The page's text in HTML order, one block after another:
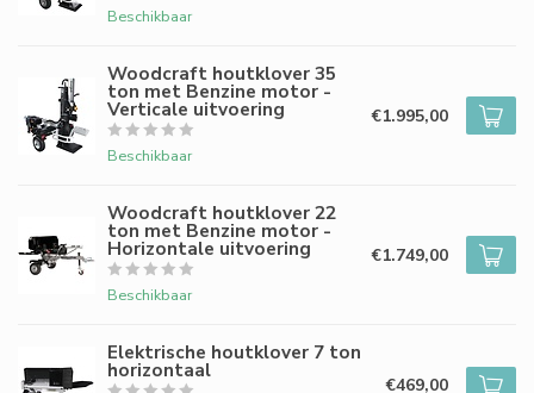
Beschikbaar
Woodcraft houtklover 35
ton met Benzine motor -
Verticale uitvoering
Beschikbaar
€1.995,00
Woodcraft houtklover 22
ton met Benzine motor -
Horizontale uitvoering
Beschikbaar
€1.749,00
Elektrische houtklover 7 ton
horizontaal
€469,00